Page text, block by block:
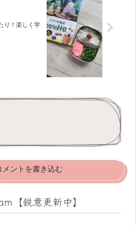
り！楽しく学
メントを書き込む
【鋭意更新中】